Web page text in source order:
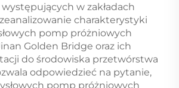
w zakładach
charakterystyki
pomp próżniowych
Golden Bridge oraz ich
do środowiska przetwórstwa
odpowiedzieć na pytanie,
pomp próżniowych